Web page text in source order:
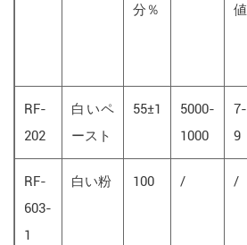
分％
値
RF-
202
白いペ
ースト
55±1
5000-
1000
7-
9
RF-
603-
1
白い粉 100 / /